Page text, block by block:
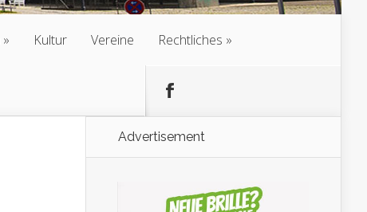
Kultur Vereine Rechtliches
Advertisement